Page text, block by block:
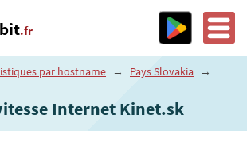
.fr
par hostname → Pays Slovakia →
Internet Kinet.sk